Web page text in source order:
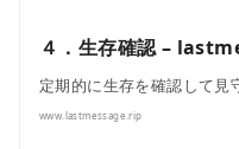
４．生存確認 –
定期的に生存を確認して見
www.lastmessage.rip